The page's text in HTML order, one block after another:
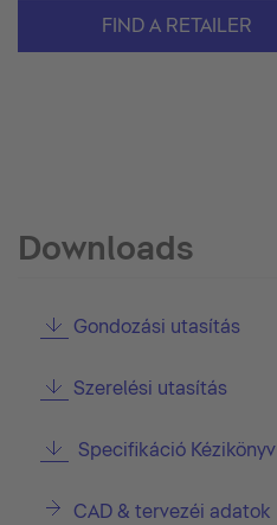
FIND A RETAILER
Downloads
Gondozási utasítás
Szerelési utasítás
Specifikáció Kézikönyv
CAD & tervezéi adatok